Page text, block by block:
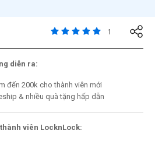
5 trên đánh giá của 5
1
diễn ra:
đến 200k cho thành viên mới
& nhiều quà tặng hấp dẫn
viên LocknLock: